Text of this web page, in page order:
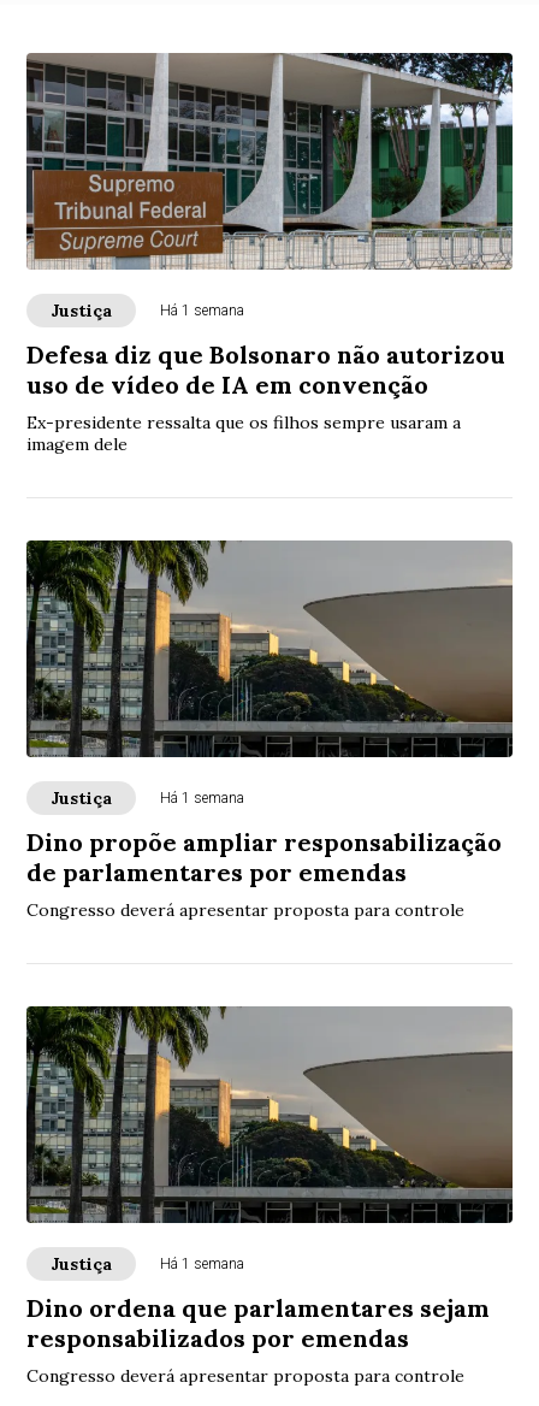
Justiça Há 1 semana
Defesa diz que Bolsonaro não autorizou
uso de vídeo de IA em convenção
Ex-presidente ressalta que os filhos sempre usaram a
imagem dele
Justiça Há 1 semana
Dino propõe ampliar responsabilização
de parlamentares por emendas
Congresso deverá apresentar proposta para controle
Justiça Há 1 semana
Dino ordena que parlamentares sejam
responsabilizados por emendas
Congresso deverá apresentar proposta para controle